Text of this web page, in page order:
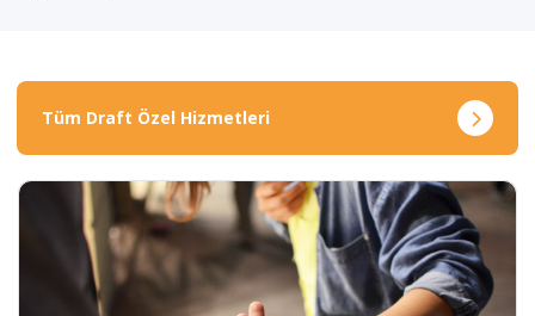
Tüm Draft Özel Hizmetleri